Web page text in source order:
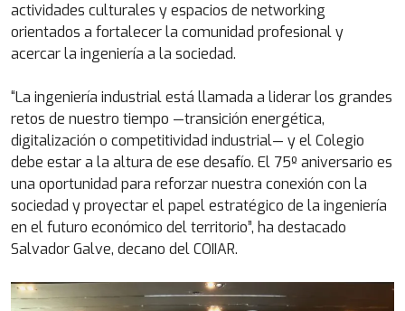
actividades culturales y espacios de networking
orientados a fortalecer la comunidad profesional y
acercar la ingeniería a la sociedad.
“La ingeniería industrial está llamada a liderar los grandes
retos de nuestro tiempo —transición energética,
digitalización o competitividad industrial— y el Colegio
debe estar a la altura de ese desafío. El 75º aniversario es
una oportunidad para reforzar nuestra conexión con la
sociedad y proyectar el papel estratégico de la ingeniería
en el futuro económico del territorio”, ha destacado
Salvador Galve, decano del COIIAR.